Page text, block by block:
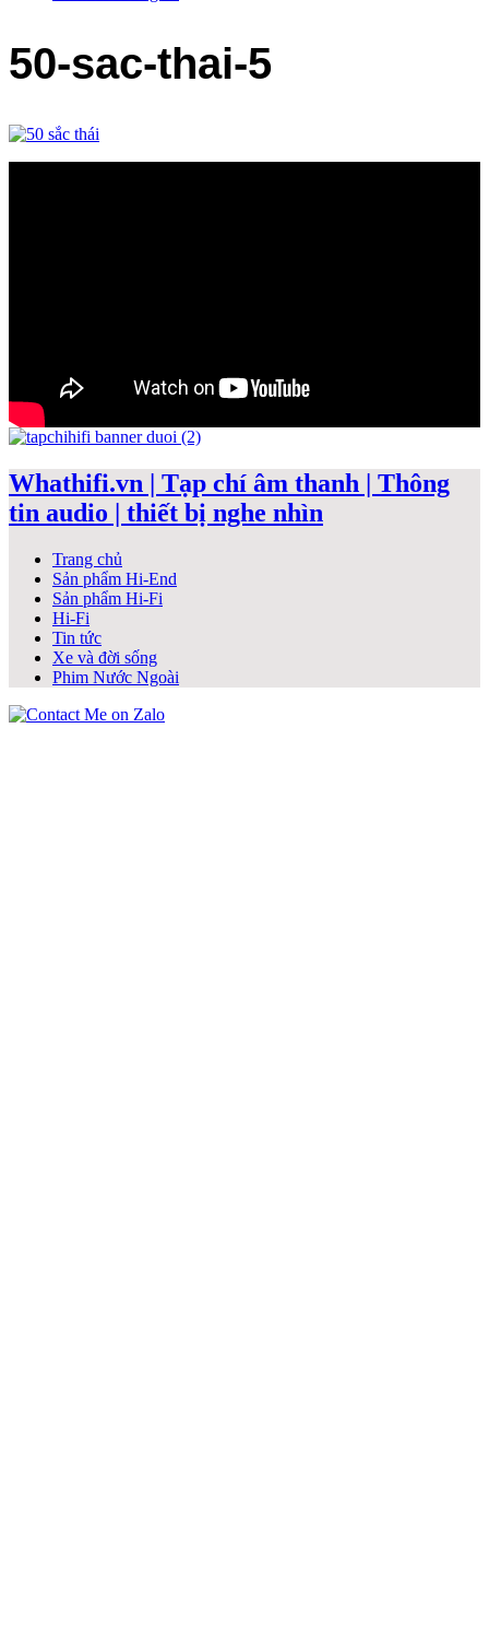
50-sac-thai-5
Whathifi.vn | Tạp chí âm thanh | Thông
tin audio | thiết bị nghe nhìn
Trang chủ
Sản phẩm Hi-End
Sản phẩm Hi-Fi
Hi-Fi
Tin tức
Xe và đời sống
Phim Nước Ngoài